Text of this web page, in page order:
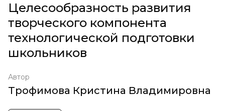
Целесообразность развития
творческого компонента
технологической подготовки
школьников
Автор
Трофимова Кристина Владимировна